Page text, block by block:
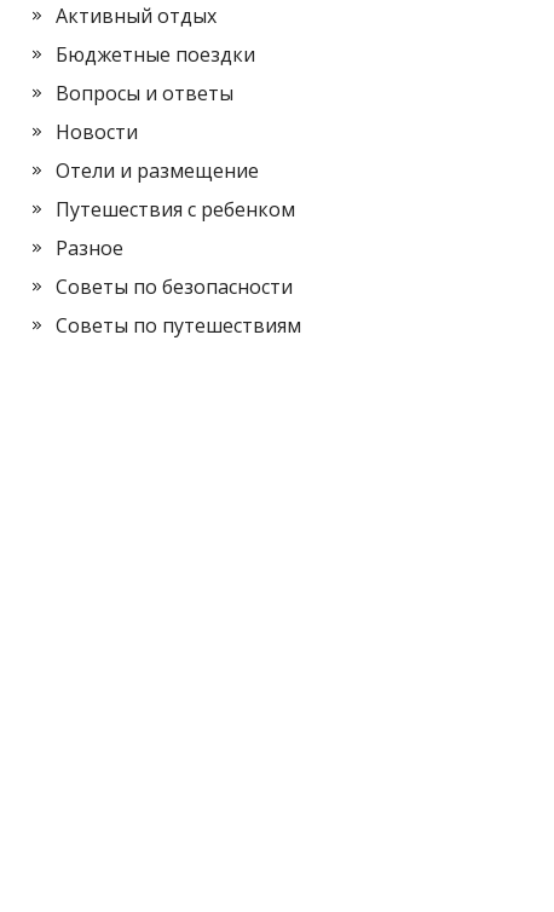
Активный отдых
Бюджетные поездки
Вопросы и ответы
Новости
Отели и размещение
Путешествия с ребенком
Разное
Советы по безопасности
Советы по путешествиям